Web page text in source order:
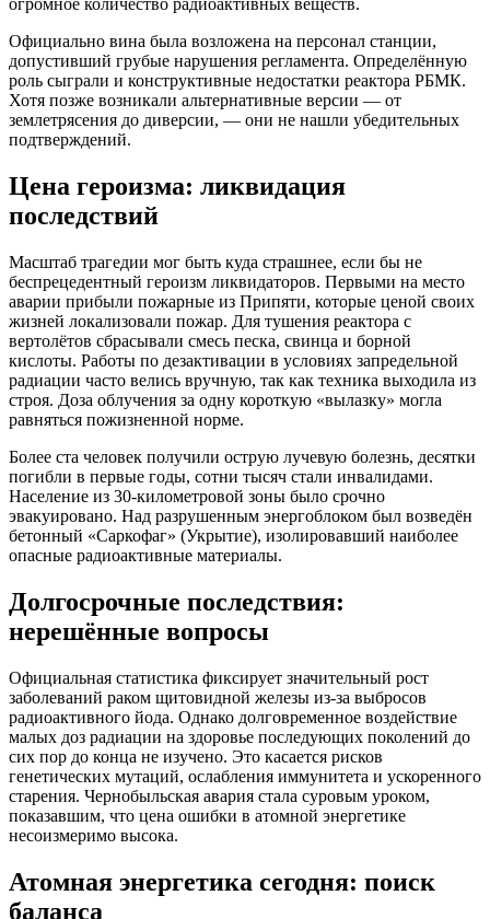
огромное количество радиоактивных веществ.
Официально вина была возложена на персонал станции,
допустивший грубые нарушения регламента. Определённую
роль сыграли и конструктивные недостатки реактора РБМК.
Хотя позже возникали альтернативные версии — от
землетрясения до диверсии, — они не нашли убедительных
подтверждений.
Цена героизма: ликвидация
последствий
Масштаб трагедии мог быть куда страшнее, если бы не
беспрецедентный героизм ликвидаторов. Первыми на место
аварии прибыли пожарные из Припяти, которые ценой своих
жизней локализовали пожар. Для тушения реактора с
вертолётов сбрасывали смесь песка, свинца и борной
кислоты. Работы по дезактивации в условиях запредельной
радиации часто велись вручную, так как техника выходила из
строя. Доза облучения за одну короткую «вылазку» могла
равняться пожизненной норме.
Более ста человек получили острую лучевую болезнь, десятки
погибли в первые годы, сотни тысяч стали инвалидами.
Население из 30-километровой зоны было срочно
эвакуировано. Над разрушенным энергоблоком был возведён
бетонный «Саркофаг» (Укрытие), изолировавший наиболее
опасные радиоактивные материалы.
Долгосрочные последствия:
нерешённые вопросы
Официальная статистика фиксирует значительный рост
заболеваний раком щитовидной железы из-за выбросов
радиоактивного йода. Однако долговременное воздействие
малых доз радиации на здоровье последующих поколений до
сих пор до конца не изучено. Это касается рисков
генетических мутаций, ослабления иммунитета и ускоренного
старения. Чернобыльская авария стала суровым уроком,
показавшим, что цена ошибки в атомной энергетике
несоизмеримо высока.
Атомная энергетика сегодня: поиск
баланса